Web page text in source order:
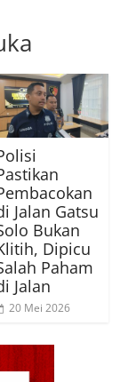
Jalan Gatsu
Bukan
Dipicu
Paham
Jalan
20 Mei 2026